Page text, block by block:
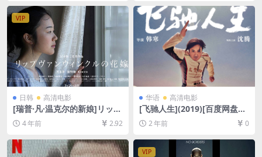
VIP
日韩 高清电影
[瑞普·凡·温克尔的新娘]リップ
ヴァンウィンクルの花嫁 (201
6)[百度网盘+夸克网盘+迅雷云
盘资源1080P超清未删减][MP
4/11GB][日语中字]
4 年前 2.92
华语 高清电影
[飞驰人生](2019)[百度网盘
+夸克网盘1080P超清未删减
资源][网盘在线播放/下载][MP
4/6.3GB][中文字幕]
2 年前 0
VIP